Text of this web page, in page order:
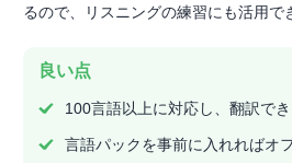
るので、リスニングの練習にも活用で
良い点
100言語以上に対応し、翻訳で
言語パックを事前に入れればオ